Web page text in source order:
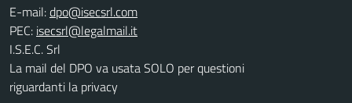
E-mail:
PEC:
I.S.E.C. Srl
La mail del DPO va usata SOLO per questioni
riguardanti la privacy